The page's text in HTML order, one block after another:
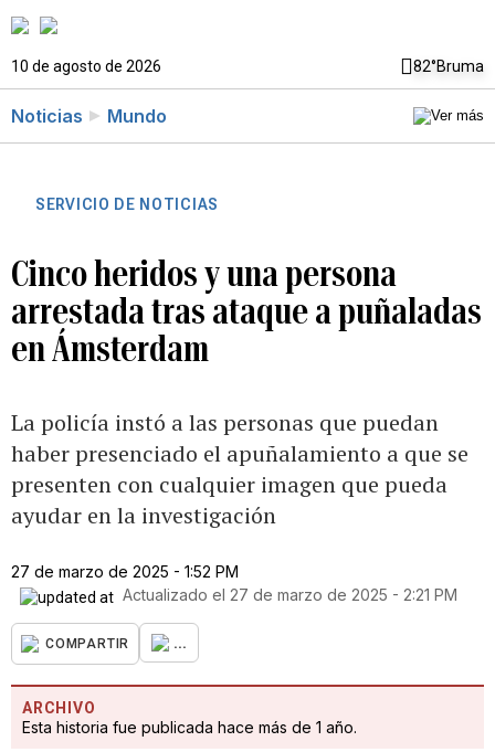
10 de agosto de 2026 82°Bruma
Noticias Mundo
SERVICIO DE NOTICIAS
Cinco heridos y una persona
arrestada tras ataque a puñaladas
en Ámsterdam
La policía instó a las personas que puedan
haber presenciado el apuñalamiento a que se
presenten con cualquier imagen que pueda
ayudar en la investigación
27 de marzo de 2025 - 1:52 PM
Actualizado el 27 de marzo de 2025 - 2:21 PM
COMPARTIR ...
ARCHIVO
Esta historia fue publicada hace más de 1 año.